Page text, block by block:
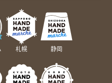
札幌 静岡